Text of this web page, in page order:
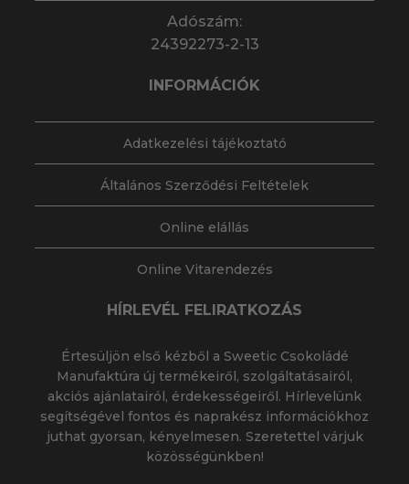
Adószám:
24392273-2-13
INFORMÁCIÓK
Adatkezelési tájékoztató
Általános Szerződési Feltételek
Online elállás
Online Vitarendezés
HÍRLEVÉL FELIRATKOZÁS
Értesüljön első kézből a Sweetic Csokoládé
Manufaktúra új termékeiről, szolgáltatásairól,
akciós ajánlatairól, érdekességeiről. Hírlevelünk
segítségével fontos és naprakész információkhoz
juthat gyorsan, kényelmesen. Szeretettel várjuk
közösségünkben!